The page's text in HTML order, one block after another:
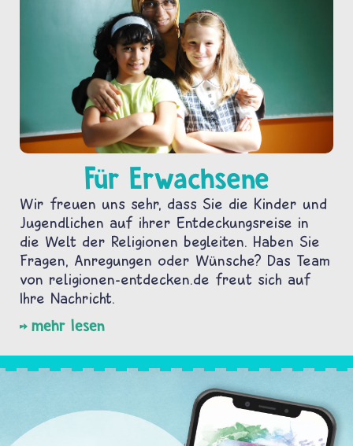
Für Erwachsene
Wir freuen uns sehr, dass Sie die Kinder und
Jugendlichen auf ihrer Entdeckungsreise in
die Welt der Religionen begleiten. Haben Sie
Fragen, Anregungen oder Wünsche? Das Team
von religionen-entdecken.de freut sich auf
Ihre Nachricht.
mehr lesen